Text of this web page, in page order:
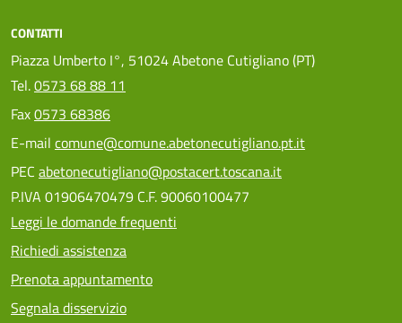
CONTATTI
Piazza Umberto I°, 51024 Abetone Cutigliano (PT)
Tel.0573 68 88 11
Fax0573 68386
E-mail comune@comune.abetonecutigliano.pt.it
PEC abetonecutigliano@postacert.toscana.it
P.IVA 01906470479 C.F. 90060100477
Leggi le domande frequenti
Richiedi assistenza
Prenota appuntamento
Segnala disservizio